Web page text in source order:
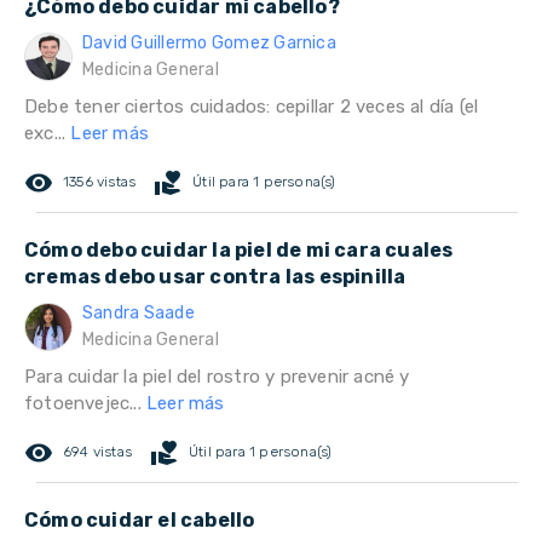
¿Cómo debo cuidar mi cabello?
David Guillermo Gomez Garnica
Medicina General
Debe tener ciertos cuidados: cepillar 2 veces al día (el
exc... Leer más
remove_red_eye 1356 vistas volunteer_activism Útil para 1 persona(s)
Cómo debo cuidar la piel de mi cara cuales
cremas debo usar contra las espinilla
Sandra Saade
Medicina General
Para cuidar la piel del rostro y prevenir acné y
fotoenvejec... Leer más
remove_red_eye 694 vistas volunteer_activism Útil para 1 persona(s)
Cómo cuidar el cabello